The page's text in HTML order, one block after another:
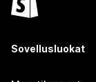
Sovellusluokat